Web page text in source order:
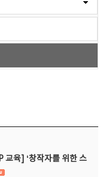
교육] ‘창작자를 위한 스